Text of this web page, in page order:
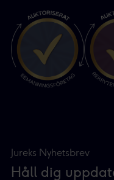
Jureks Nyhetsbrev
Håll dig